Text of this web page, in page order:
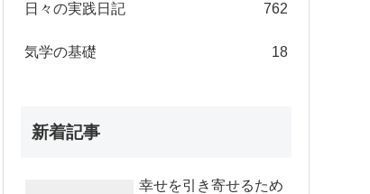
日々の実践日記 762
気学の基礎 18
新着記事
幸せを引き寄せるため